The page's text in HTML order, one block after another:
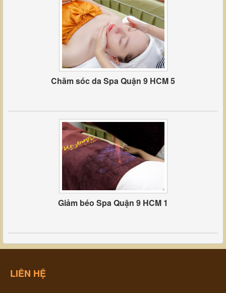
Chăm sóc da Spa Quận 9 HCM 5
Giảm béo Spa Quận 9 HCM 1
LIÊN HỆ